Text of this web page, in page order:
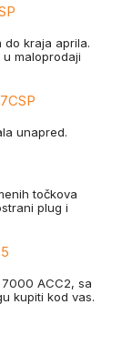
do kraja aprila.
maloprodaji
unapred.
točkova
plug i
7000 ACC2, sa
kupiti kod vas.